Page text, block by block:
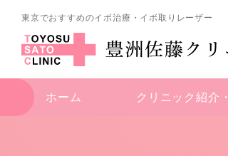
東京でおすすめのイボ治療・イボ取りレーザー
ホーム クリニック紹介・